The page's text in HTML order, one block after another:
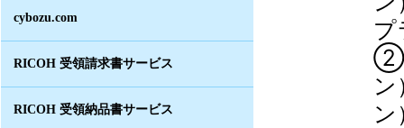
cybozu.com
RICOH 受領請求書サービス
RICOH 受領納品書サービス
プ
②
ン